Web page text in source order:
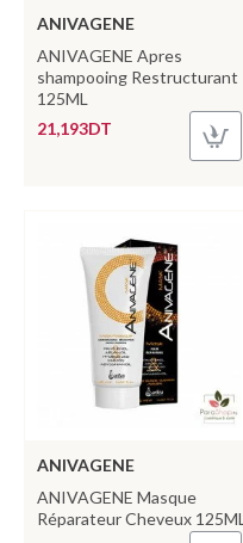
ANIVAGENE
ANIVAGENE Apres
shampooing Restructurant
125ML
21,193DT
ANIVAGENE
ANIVAGENE Masque
Réparateur Cheveux 125ML